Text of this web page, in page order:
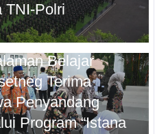
TNI-Polri
Belajar
Terima
Penyandang
Program “Istana